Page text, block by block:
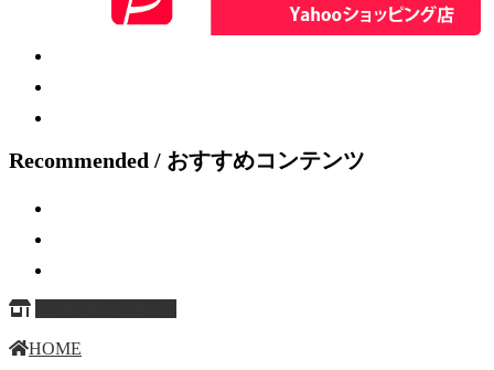
Recommended / おすすめコンテンツ
HOME